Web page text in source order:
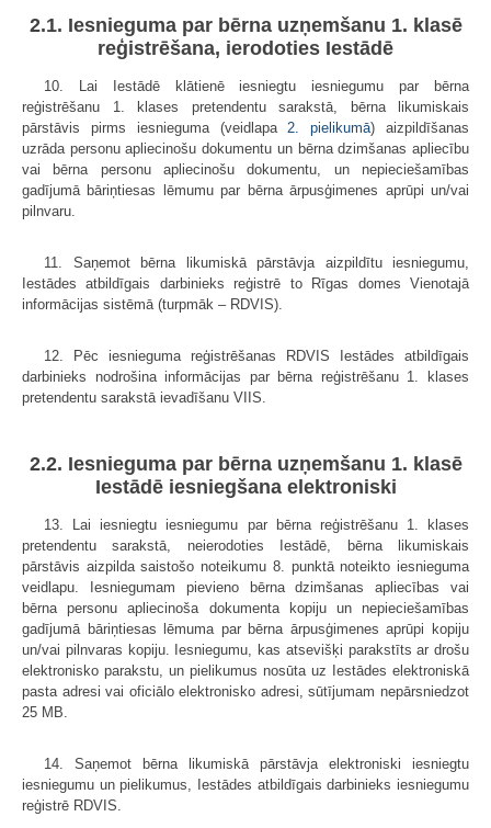
2.1. Iesnieguma par bērna uzņemšanu 1. klasē
reģistrēšana, ierodoties Iestādē
10. Lai Iestādē klātienē iesniegtu iesniegumu par bērna
reģistrēšanu 1. klases pretendentu sarakstā, bērna likumiskais
pārstāvis pirms iesnieguma (veidlapa 2. pielikumā) aizpildīšanas
uzrāda personu apliecinošu dokumentu un bērna dzimšanas apliecību
vai bērna personu apliecinošu dokumentu, un nepieciešamības
gadījumā bāriņtiesas lēmumu par bērna ārpusģimenes aprūpi un/vai
pilnvaru.
11. Saņemot bērna likumiskā pārstāvja aizpildītu iesniegumu,
Iestādes atbildīgais darbinieks reģistrē to Rīgas domes Vienotajā
informācijas sistēmā (turpmāk – RDVIS).
12. Pēc iesnieguma reģistrēšanas RDVIS Iestādes atbildīgais
darbinieks nodrošina informācijas par bērna reģistrēšanu 1. klases
pretendentu sarakstā ievadīšanu VIIS.
2.2. Iesnieguma par bērna uzņemšanu 1. klasē
Iestādē iesniegšana elektroniski
13. Lai iesniegtu iesniegumu par bērna reģistrēšanu 1. klases
pretendentu sarakstā, neierodoties Iestādē, bērna likumiskais
pārstāvis aizpilda saistošo noteikumu 8. punktā noteikto iesnieguma
veidlapu. Iesniegumam pievieno bērna dzimšanas apliecības vai
bērna personu apliecinoša dokumenta kopiju un nepieciešamības
gadījumā bāriņtiesas lēmuma par bērna ārpusģimenes aprūpi kopiju
un/vai pilnvaras kopiju. Iesniegumu, kas atsevišķi parakstīts ar drošu
elektronisko parakstu, un pielikumus nosūta uz Iestādes elektroniskā
pasta adresi vai oficiālo elektronisko adresi, sūtījumam nepārsniedzot
25 MB.
14. Saņemot bērna likumiskā pārstāvja elektroniski iesniegtu
iesniegumu un pielikumus, Iestādes atbildīgais darbinieks iesniegumu
reģistrē RDVIS.